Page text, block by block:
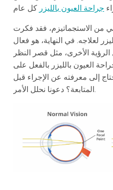
جراحة العيون بالليزر
من الاستجماتيزم، فقد فكرت
لعلاجه. في النهاية، هو فعال
الأخرى، مثل قصر النظر
العيون بالليزر بالفعل على
إلى معرفته عن الإجراء قبل
المتابعة؟ دعونا نحلل الأمر.